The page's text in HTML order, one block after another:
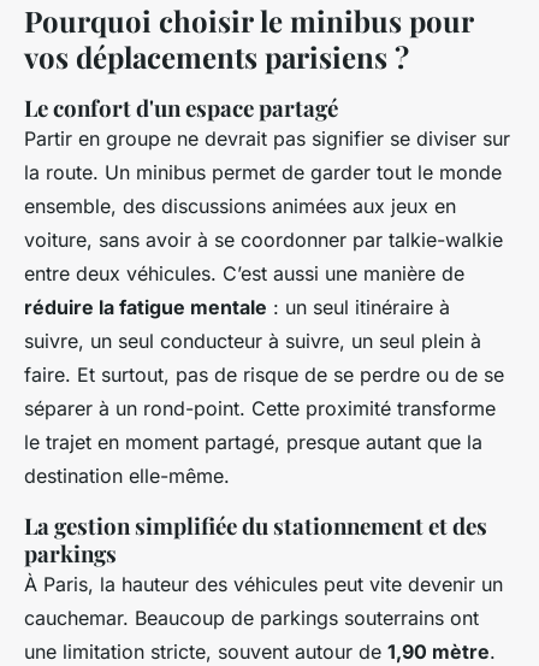
Pourquoi choisir le minibus pour
vos déplacements parisiens ?
Le confort d'un espace partagé
Partir en groupe ne devrait pas signifier se diviser sur
la route. Un minibus permet de garder tout le monde
ensemble, des discussions animées aux jeux en
voiture, sans avoir à se coordonner par talkie-walkie
entre deux véhicules. C’est aussi une manière de
réduire la fatigue mentale : un seul itinéraire à
suivre, un seul conducteur à suivre, un seul plein à
faire. Et surtout, pas de risque de se perdre ou de se
séparer à un rond-point. Cette proximité transforme
le trajet en moment partagé, presque autant que la
destination elle-même.
La gestion simplifiée du stationnement et des
parkings
À Paris, la hauteur des véhicules peut vite devenir un
cauchemar. Beaucoup de parkings souterrains ont
une limitation stricte, souvent autour de 1,90 mètre.